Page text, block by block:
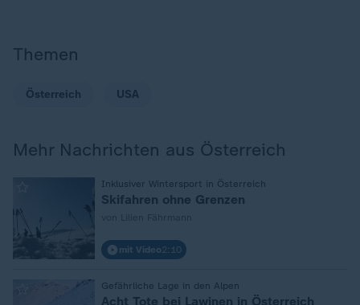
Themen
Österreich USA
Mehr Nachrichten aus Österreich
Inklusiver Wintersport in Österreich
Skifahren ohne Grenzen
mit Video2:10
Gefährliche Lage in den Alpen
Acht Tote bei Lawinen in Österreich